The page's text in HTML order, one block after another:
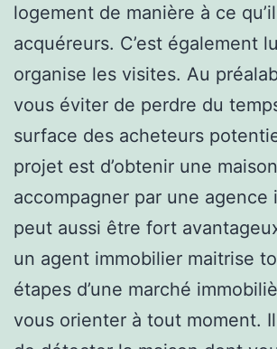
logement de manière à ce
acquéreurs. C’est également
organise les visites. Au
vous éviter de perdre du
surface des acheteurs
projet est d’obtenir une
accompagner par une agence
peut aussi être fort
un agent immobilier maitrise
étapes d’une marché
vous orienter à tout moment.